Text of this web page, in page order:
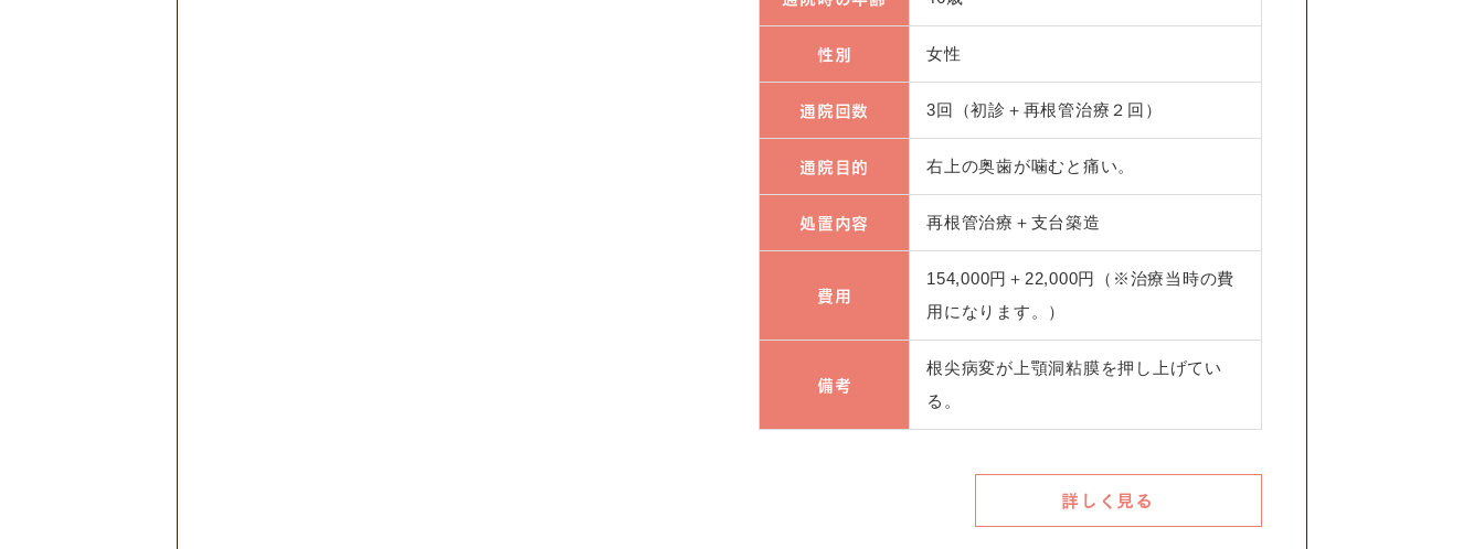
性別 女性
通院回数 3回（初診＋再根管治療２回）
通院目的 右上の奥歯が噛むと痛い。
処置内容 再根管治療＋支台築造
費用
154,000円＋22,000円（※治療当時の費
用になります。）
備考
根尖病変が上顎洞粘膜を押し上げてい
る。
詳しく見る